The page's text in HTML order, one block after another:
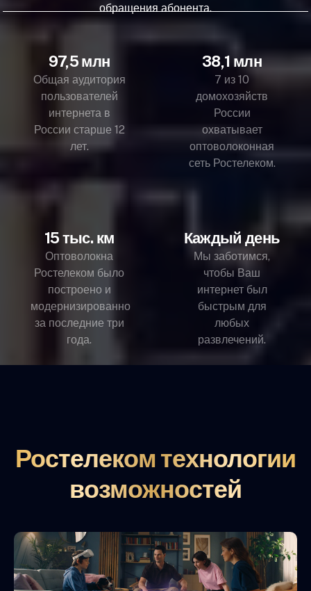
обращения абонента.
97,5 млн
Общая аудитория
пользователей
интернета в
России старше 12
лет.
38,1 млн
7 из 10
домохозяйств
России
охватывает
оптоволоконная
сеть Ростелеком.
15 тыс. км
Оптоволокна
Ростелеком было
построено и
модернизированно
за последние три
года.
Каждый день
Мы заботимся,
чтобы Ваш
интернет был
быстрым для
любых
развлечений.
Ростелеком технологии
возможностей